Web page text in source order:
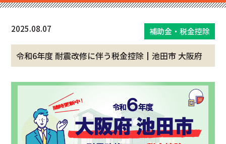
2025.08.07 補助金・税金控除
令和6年度 耐震改修に伴う税金控除┃池田市 大阪府